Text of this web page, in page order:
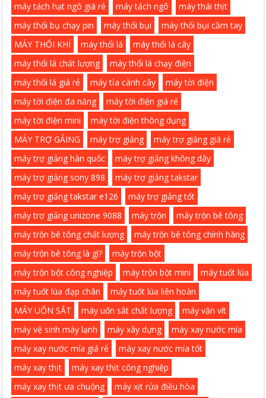
máy tách hạt ngô giá rẻ
máy tách ngô
máy thái thịt
máy thổi bụ chạy pin
máy thổi bụi
máy thổi bụi cầm tay
MÁY THỔI KHÍ
máy thổi lá
máy thổi lá cây
máy thổi lá chất lượng
máy thổi lá chạy điện
máy thổi lá giá rẻ
máy tỉa cành cây
máy tời điện
máy tời điện đa năng
máy tời điện giá rẻ
máy tời điện mini
máy tời điện thông dụng
MÁY TRỢ GẢING
máy trợ giảng
máy trợ giảng giá rẻ
máy trợ giảng hàn quốc
máy trợ giảng không dây
máy trợ giảng sony 898
máy trợ giảng takstar
máy trợ giảng takstar e126
máy trợ giảng tốt
máy trợ giảng unizone 9088
máy trộn
máy trộn bê tông
máy trộn bê tông chất lượng
máy trộn bê tông chính hãng
máy trộn bê tông là gì?
máy trộn bột
máy trộn bột công nghiệp
máy trộn bột mini
máy tuốt lúa
máy tuốt lúa đạp chân
máy tuốt lúa liên hoàn
MÁY UỐN SẮT
máy uốn sắt chất lượng
máy vặn vít
máy vệ sinh máy lạnh
máy xây dựng
máy xay nước mía
máy xay nước mía giá rẻ
máy xay nước mía tốt
máy xay thịt
máy xay thịt công nghiệp
máy xay thịt ưa chuộng
máy xịt rửa điều hòa